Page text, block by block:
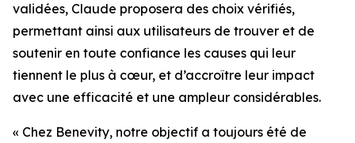
validées, Claude proposera des choix vérifiés,
permettant ainsi aux utilisateurs de trouver et de
soutenir en toute confiance les causes qui leur
tiennent le plus à cœur, et d’accroître leur impact
avec une efficacité et une ampleur considérables.
« Chez Benevity, notre objectif a toujours été de